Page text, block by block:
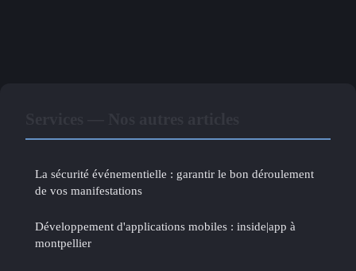
La sécurité événementielle : garantir le bon déroulement
de vos manifestations
Développement d'applications mobiles : inside|app à
montpellier